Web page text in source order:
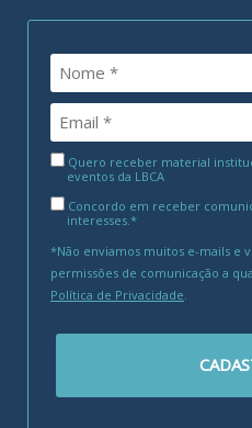
Quero receber material
eventos da LBCA
Concordo em receber
interesses.*
*Não enviamos muitos e-mails e
permissões de comunicação a
Política de Privacidade